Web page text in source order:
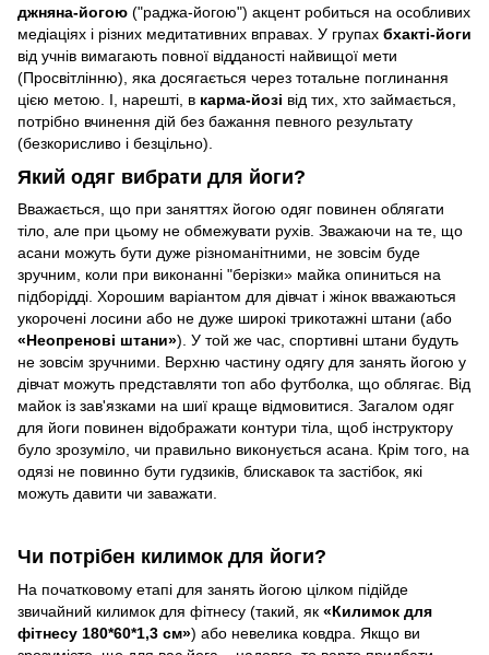
джняна-йогою ("раджа-йогою") акцент робиться на особливих
медіаціях і різних медитативних вправах. У групах бхакті-йоги
від учнів вимагають повної відданості найвищої мети
(Просвітлінню), яка досягається через тотальне поглинання
цією метою. І, нарешті, в карма-йозі від тих, хто займається,
потрібно вчинення дій без бажання певного результату
(безкорисливо і безцільно).
Який одяг вибрати для йоги?
Вважається, що при заняттях йогою одяг повинен облягати
тіло, але при цьому не обмежувати рухів. Зважаючи на те, що
асани можуть бути дуже різноманітними, не зовсім буде
зручним, коли при виконанні "берізки» майка опиниться на
підборідді. Хорошим варіантом для дівчат і жінок вважаються
укорочені лосини або не дуже широкі трикотажні штани (або
«Неопренові штани»). У той же час, спортивні штани будуть
не зовсім зручними. Верхню частину одягу для занять йогою у
дівчат можуть представляти топ або футболка, що облягає. Від
майок із зав'язками на шиї краще відмовитися. Загалом одяг
для йоги повинен відображати контури тіла, щоб інструктору
було зрозуміло, чи правильно виконується асана. Крім того, на
одязі не повинно бути гудзиків, блискавок та застібок, які
можуть давити чи заважати.
Чи потрібен килимок для йоги?
На початковому етапі для занять йогою цілком підійде
звичайний килимок для фітнесу (такий, як «Килимок для
фітнесу 180*60*1,3 см») або невелика ковдра. Якщо ви